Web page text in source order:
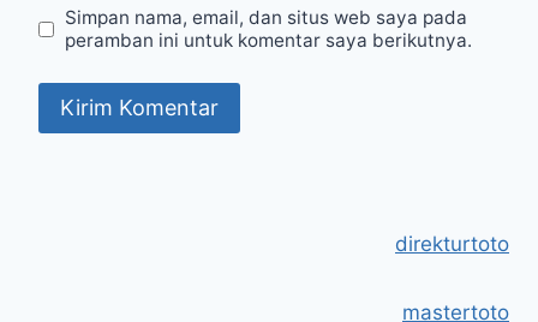
Simpan nama, email, dan situs web saya pada
peramban ini untuk komentar saya berikutnya.
direkturtoto
mastertoto